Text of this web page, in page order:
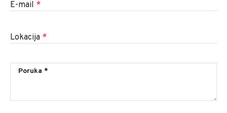
E-mail *
Lokacija *